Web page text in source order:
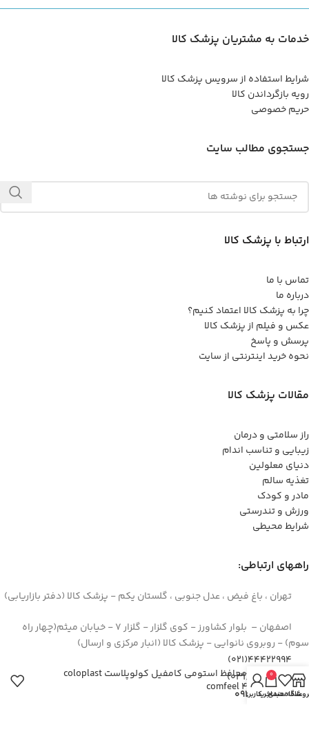
خدمات به مشتریان پزشک کالا
شرایط استفاده از سرویس پزشک کالا
رویه بازگرداندن کالا
حریم خصوصی
جستجوی مطالب سایت
ارتباط با پزشک کالا
تماس با ما
درباره ما
چرا به پزشک کالا اعتماد کنیم؟
عکس و فیلم از پزشک کالا
پرسش و پاسخ
نحوه خرید اینترنتی از سایت
مقالات پزشک کالا
راز سلامتی و درمان
زیبایی و تناسب اندام
دنیای معلولین
تغذیه سالم
مادر و کودک
ورزش و تندرستی
شرایط محیطی
راههای ارتباطی:
تهران ، باغ فیض ، عدل جنوبی ، گلستان یکم - پزشک کالا (دفتر بازاریابی)
اصفهان – بلوار کشاورز - کوی گلزار - گلزار 7 - خیابان میثم(چهار راه
سوم) - روبروی نانوایی - پزشک کالا (انبار مرکزی و ارسال)
44422994(021)
۳۶۲۶۶۶۹۵(۰۳۱)
۰۹۱۲۹۳۷۳۶۲۶
کرم محافظ استومی کامفیل کولوپلاست coloplast
comfeel 4720 علاقه مندی
0
سبد خرید
حساب کاربری من